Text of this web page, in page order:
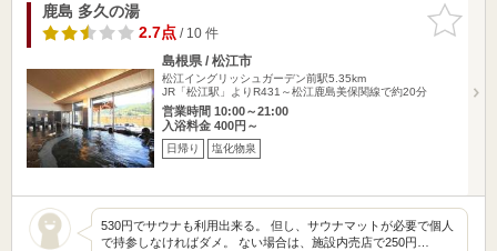
お気に入
りに追加
鹿島 多久の湯
2.7点/ 10 件
島根県 / 松江市
松江イングリッシュガーデン前駅5.35km
JR「松江駅」よりR431～松江鹿島美保関線で約20分
営業時間 10:00～21:00
入浴料金 400円～
日帰り 塩化物泉
530円でサウナも利用出来る。 但し、サウナマットが必要で個人
で持参しなければダメ。 ない場合は、施設内売店で250円…